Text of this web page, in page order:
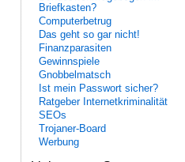
Briefkasten?
Computerbetrug
Das geht so gar nicht!
Finanzparasiten
Gewinnspiele
Gnobbelmatsch
Ist mein Passwort sicher?
Ratgeber Internetkriminalität
SEOs
Trojaner-Board
Werbung